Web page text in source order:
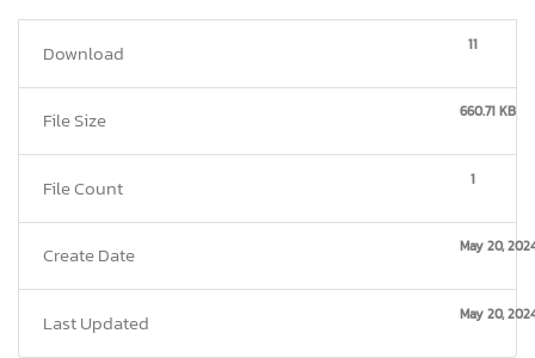
Download 11
File Size 660.71 KB
File Count 1
Create Date May 20,
Last Updated May 20,